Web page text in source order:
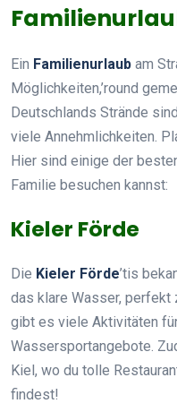
Ein Familienurlaub am
Möglichkeiten,’round
Deutschlands Strände
viele Annehmlichkeiten.
Hier sind einige der
Familie besuchen kannst:
Kieler Förde
Die Kieler Förde’tis
das klare Wasser, perfekt
gibt es viele Aktivitäten
Wassersportangebote.
Kiel, wo du tolle
findest!